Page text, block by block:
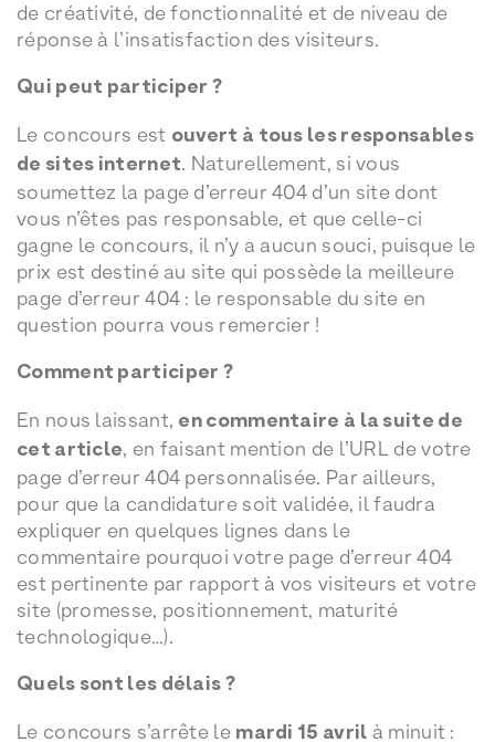
de créativité, de fonctionnalité et de niveau de
réponse à l’insatisfaction des visiteurs.
Qui peut participer ?
Le concours est ouvert à tous les responsables
de sites internet. Naturellement, si vous
soumettez la page d’erreur 404 d’un site dont
vous n’êtes pas responsable, et que celle-ci
gagne le concours, il n’y a aucun souci, puisque le
prix est destiné au site qui possède la meilleure
page d’erreur 404 : le responsable du site en
question pourra vous remercier !
Comment participer ?
En nous laissant, en commentaire à la suite de
cet article, en faisant mention de l’URL de votre
page d’erreur 404 personnalisée. Par ailleurs,
pour que la candidature soit validée, il faudra
expliquer en quelques lignes dans le
commentaire pourquoi votre page d’erreur 404
est pertinente par rapport à vos visiteurs et votre
site (promesse, positionnement, maturité
technologique…).
Quels sont les délais ?
Le concours s’arrête le mardi 15 avril à minuit :